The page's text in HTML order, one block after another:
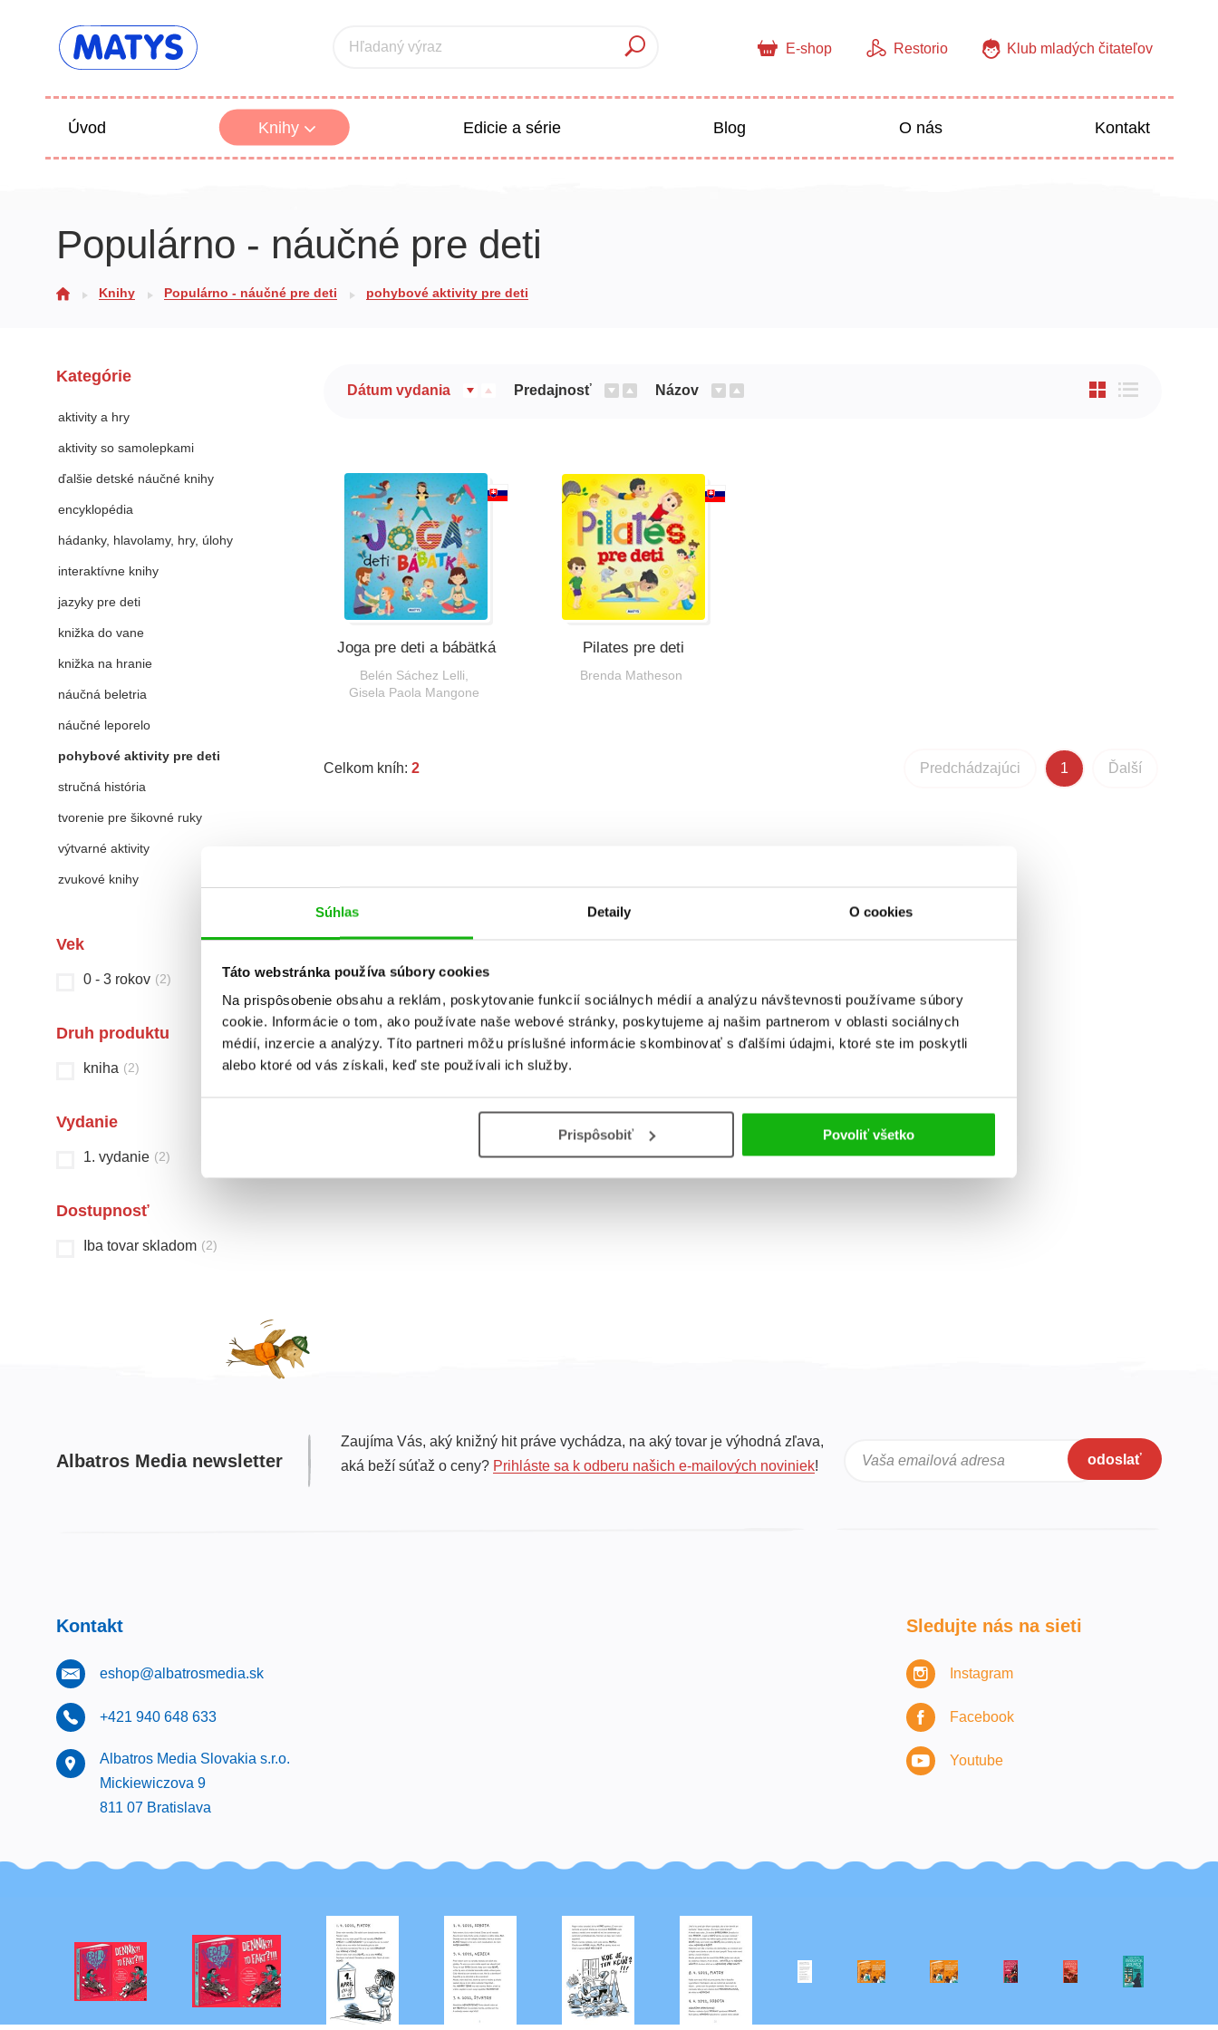
Súhlas Detaily O cookies
Táto webstránka používa súbory cookies
Na prispôsobenie obsahu a reklám, poskytovanie funkcií sociálnych médií a analýzu návštevnosti používame súbory
cookie. Informácie o tom, ako používate naše webové stránky, poskytujeme aj našim partnerom v oblasti sociálnych
médií, inzercie a analýzy. Títo partneri môžu príslušné informácie skombinovať s ďalšími údajmi, ktoré ste im poskytli
alebo ktoré od vás získali, keď ste používali ich služby.
Prispôsobiť Povoliť všetko
Hľadaný výraz E-shop Restorio Klub mladých čitateľov
Úvod Knihy
Poézia
Edicie a série Blog O nás Kontakt
Populárno - náučné pre deti
Knihy Populárno - náučné pre deti pohybové aktivity pre deti
Kategórie
aktivity a hry
aktivity so samolepkami
ďalšie detské náučné knihy
encyklopédia
hádanky, hlavolamy, hry, úlohy
interaktívne knihy
jazyky pre deti
knižka do vane
knižka na hranie
náučná beletria
náučné leporelo
pohybové aktivity pre deti
stručná história
tvorenie pre šikovné ruky
výtvarné aktivity
zvukové knihy
Vek
0 - 3 rokov (2)
Druh produktu
kniha (2)
Vydanie
1. vydanie (2)
Dostupnosť
Iba tovar skladom (2)
Dátum vydania Predajnosť Názov
Joga pre deti a bábätká
Belén Sáchez Lelli
Gisela Paola Mangone
Pilates pre deti
Brenda Matheson
Celkom kníh: 2 Predchádzajúci 1 Ďalší
Albatros Media newsletter
Zaujíma Vás, aký knižný hit práve vychádza, na aký tovar je výhodná zľava,
aká beží súťaž o ceny? Prihláste sa k odberu našich e-mailových noviniek! Vaša emailová adresa odoslať
Kontakt
eshop@albatrosmedia.sk
+421 940 648 633
Albatros Media Slovakia s.r.o.
Mickiewiczova 9
811 07 Bratislava
Sledujte nás na sieti
Instagram
Facebook
Youtube